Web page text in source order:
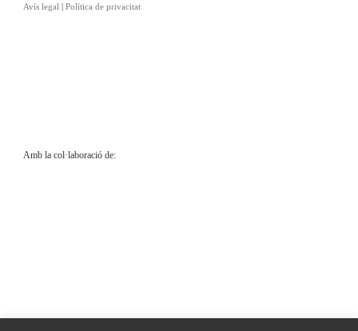
Avís legal | Política de privacitat
Amb la col·laboració de: